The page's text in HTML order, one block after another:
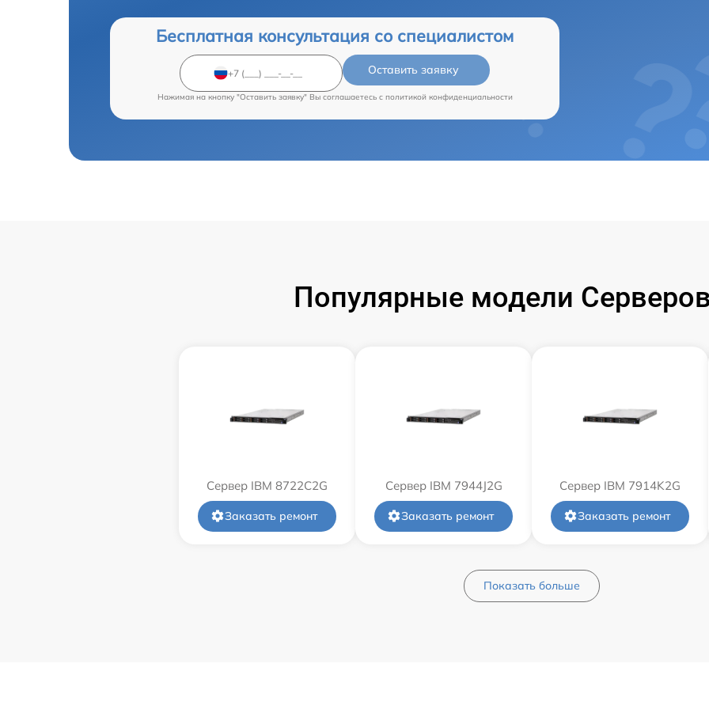
Бесплатная консультация со специалистом
Оставить заявку
Нажимая на кнопку "Оставить заявку" Вы соглашаетесь c политикой конфиденциальности
Популярные модели
Сервер IBM 8722C2G
Заказать ремонт
Сервер IBM 7944J2G
Заказать ремонт
Сервер IBM 7914K2G
Заказать ремонт
Показать больше